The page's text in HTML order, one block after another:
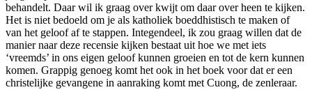
behandelt. Daar wil ik graag over kwijt om daar over heen te kijken.
Het is niet bedoeld om je als katholiek boeddhistisch te maken of
van het geloof af te stappen. Integendeel, ik zou graag willen dat de
manier naar deze recensie kijken bestaat uit hoe we met iets
‘vreemds’ in ons eigen geloof kunnen groeien en tot de kern kunnen
komen. Grappig genoeg komt het ook in het boek voor dat er een
christelijke gevangene in aanraking komt met Cuong, de zenleraar.